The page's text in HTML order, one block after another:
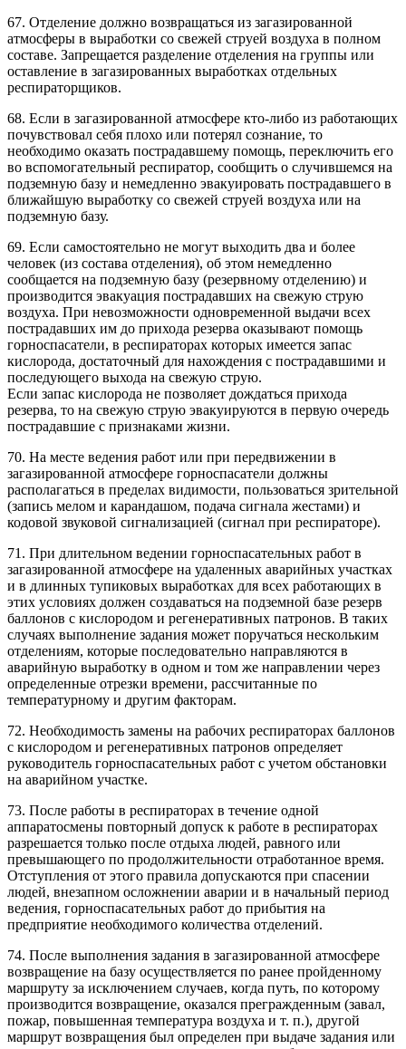
67. Отделение должно возвращаться из загазированной
атмосферы в выработки со свежей струей воздуха в полном
составе. Запрещается разделение отделения на группы или
оставление в загазированных выработках отдельных
респираторщиков.
68. Если в загазированной атмосфере кто-либо из работающих
почувствовал себя плохо или потерял сознание, то
необходимо оказать пострадавшему помощь, переключить его
во вспомогательный респиратор, сообщить о случившемся на
подземную базу и немедленно эвакуировать пострадавшего в
ближайшую выработку со свежей струей воздуха или на
подземную базу.
69. Если самостоятельно не могут выходить два и более
человек (из состава отделения), об этом немедленно
сообщается на подземную базу (резервному отделению) и
производится эвакуация пострадавших на свежую струю
воздуха. При невозможности одновременной выдачи всех
пострадавших им до прихода резерва оказывают помощь
горноспасатели, в респираторах которых имеется запас
кислорода, достаточный для нахождения с пострадавшими и
последующего выхода на свежую струю.
Если запас кислорода не позволяет дождаться прихода
резерва, то на свежую струю эвакуируются в первую очередь
пострадавшие с признаками жизни.
70. На месте ведения работ или при передвижении в
загазированной атмосфере горноспасатели должны
располагаться в пределах видимости, пользоваться зрительной
(запись мелом и карандашом, подача сигнала жестами) и
кодовой звуковой сигнализацией (сигнал при респираторе).
71. При длительном ведении горноспасательных работ в
загазированной атмосфере на удаленных аварийных участках
и в длинных тупиковых выработках для всех работающих в
этих условиях должен создаваться на подземной базе резерв
баллонов с кислородом и регенеративных патронов. В таких
случаях выполнение задания может поручаться нескольким
отделениям, которые последовательно направляются в
аварийную выработку в одном и том же направлении через
определенные отрезки времени, рассчитанные по
температурному и другим факторам.
72. Необходимость замены на рабочих респираторах баллонов
с кислородом и регенеративных патронов определяет
руководитель горноспасательных работ с учетом обстановки
на аварийном участке.
73. После работы в респираторах в течение одной
аппаратосмены повторный допуск к работе в респираторах
разрешается только после отдыха людей, равного или
превышающего по продолжительности отработанное время.
Отступления от этого правила допускаются при спасении
людей, внезапном осложнении аварии и в начальный период
ведения, горноспасательных работ до прибытия на
предприятие необходимого количества отделений.
74. После выполнения задания в загазированной атмосфере
возвращение на базу осуществляется по ранее пройденному
маршруту за исключением случаев, когда путь, по которому
производится возвращение, оказался прегражденным (завал,
пожар, повышенная температура воздуха и т. п.), другой
маршрут возвращения был определен при выдаче задания или